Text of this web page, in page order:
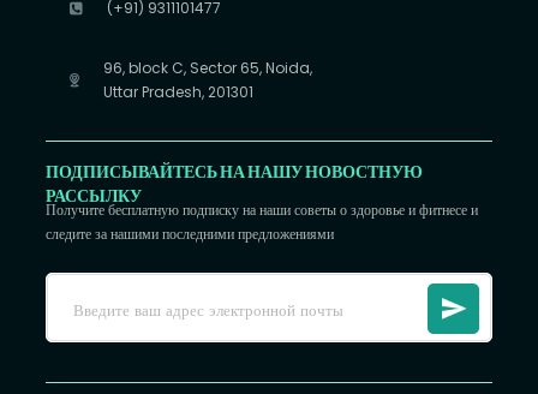
(+91) 9311101477
96, block C, Sector 65, Noida,
Uttar Pradesh, 201301
ПОДПИСЫВАЙТЕСЬ НА НАШУ НОВОСТНУЮ
РАССЫЛКУ
Получите бесплатную подписку на наши советы о здоровье и фитнесе и
следите за нашими последними предложениями